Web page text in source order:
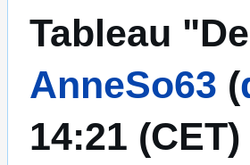
Tableau
AnneSo63 (
14:21 (CET)